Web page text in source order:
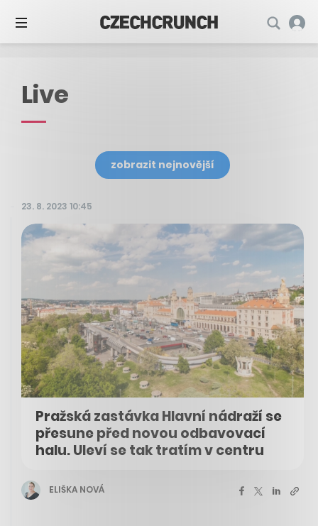
Live
zobrazit nejnovější
23. 8. 2023 10:45
Pražská zastávka Hlavní nádraží se
přesune před novou odbavovací
halu. Uleví se tak tratím v centru
ELIŠKA NOVÁ